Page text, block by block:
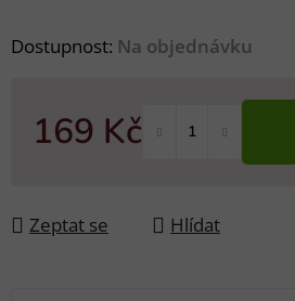
Dostupnost: Na objednávku
169 Kč
Zeptat se Hlídat